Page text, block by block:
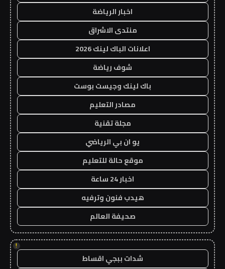
اخبار الرياضة
منتدى الاشراق
اعلانات الباك لينك 2026
شوف رياضة
باك لينك وجيست بوست
مصادر التعليم
مجلة تقنية
يو ان بي الرياضي
موقع حالة للتعليم
اخبار 24 ساعة
هيدب فنون وترفيه
صحيفة العالم
!
شدات ببجي اقساط